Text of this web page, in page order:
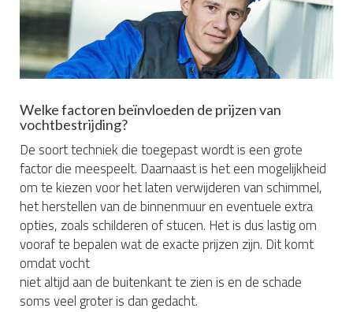
Welke factoren beïnvloeden de prijzen van
vochtbestrijding?
De soort techniek die toegepast wordt is een grote
factor die meespeelt. Daarnaast is het een mogelijkheid
om te kiezen voor het laten verwijderen van schimmel,
het herstellen van de binnenmuur en eventuele extra
opties, zoals schilderen of stucen. Het is dus lastig om
vooraf te bepalen wat de exacte prijzen zijn. Dit komt
omdat vocht
niet altijd aan de buitenkant te zien is en de schade
soms veel groter is dan gedacht.